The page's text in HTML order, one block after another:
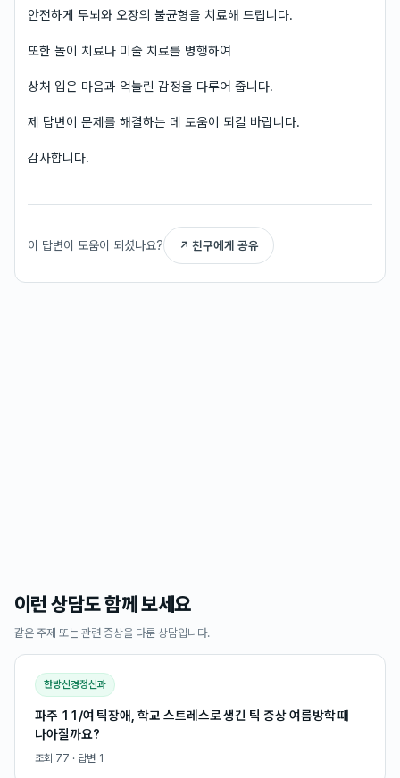
안전하게 두뇌와 오장의 불균형을 치료해 드립니다.
또한 놀이 치료나 미술 치료를 병행하여
상처 입은 마음과 억눌린 감정을 다루어 줍니다.
제 답변이 문제를 해결하는 데 도움이 되길 바랍니다.
감사합니다.
이 답변이 도움이 되셨나요? ↗ 친구에게 공유
이런 상담도 함께 보세요
같은 주제 또는 관련 증상을 다룬 상담입니다.
한방신경정신과
파주 11/여 틱장애, 학교 스트레스로 생긴 틱 증상 여름방학 때
나아질까요?
조회 77 · 답변 1